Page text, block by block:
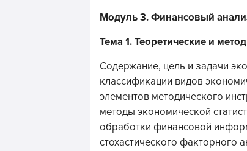
Модуль 3. Финансовый
Тема 1. Теоретические и
Содержание, цель и задачи
классификации видов
элементов методического
методы экономической
обработки финансовой
стохастического факторного